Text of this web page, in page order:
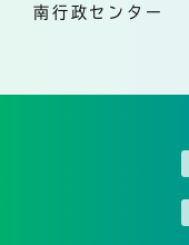
南行政センター